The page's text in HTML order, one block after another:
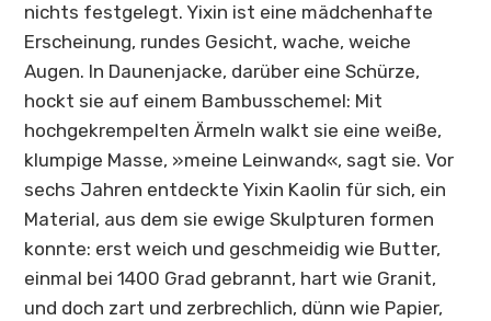
nichts festgelegt. Yixin ist eine mädchenhafte
Erscheinung, rundes Gesicht, wache, weiche
Augen. In Daunenjacke, darüber eine Schürze,
hockt sie auf einem Bambusschemel: Mit
hochgekrempelten Ärmeln walkt sie eine weiße,
klumpige Masse, »meine Leinwand«, sagt sie. Vor
sechs Jahren entdeckte Yixin Kaolin für sich, ein
Material, aus dem sie ewige Skulpturen formen
konnte: erst weich und geschmeidig wie Butter,
einmal bei 1400 Grad gebrannt, hart wie Granit,
und doch zart und zerbrechlich, dünn wie Papier,